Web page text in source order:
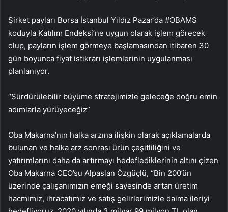
Şirket payları Borsa İstanbul Yıldız Pazar’da #OBAMS
koduyla Katılım Endeksi’ne uygun olarak işlem görecek
olup, payların işlem görmeye başlamasından itibaren 30
gün boyunca fiyat istikrarı işlemlerinin uygulanması
planlanıyor.
“Sürdürülebilir büyüme stratejimizle geleceğe doğru emin
adımlarla yürüyeceğiz”
Oba Makarna’nın halka arzına ilişkin olarak açıklamalarda
bulunan ve halka arz sonrası ürün çeşitliliğini ve
yatırımlarını daha da artırmayı hedeflediklerinin altını çizen
Oba Makarna CEO’su Alpaslan Özgüçlü, “Bin 200’ün
üzerinde çalışanımızın emeği sayesinde artan üretim
hacmimiz, ihracatımız ve satış gelirlerimizle daima ileriyi